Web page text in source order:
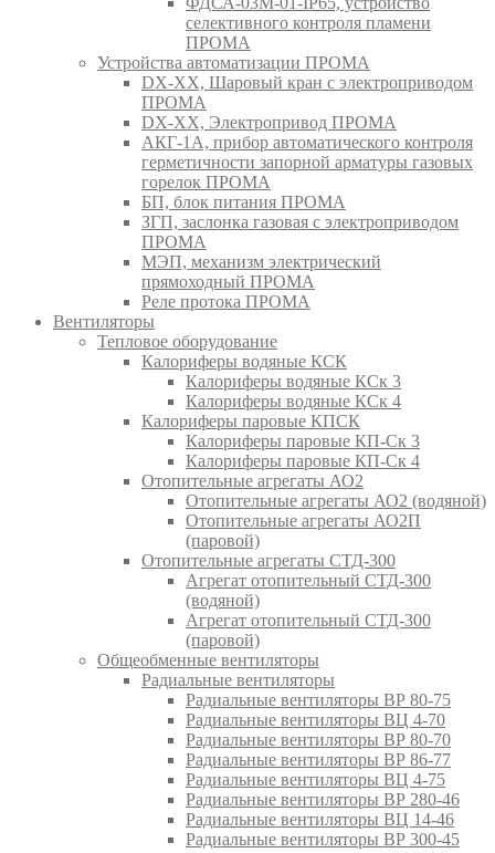
селективного контроля пламени
ПРОМА
Устройства автоматизации ПРОМА
DX-XX, Шаровый кран c электроприводом
ПРОМА
DX-XX, Электропривод ПРОМА
АКГ-1А, прибор автоматического контроля
герметичности запорной арматуры газовых
горелок ПРОМА
БП, блок питания ПРОМА
ЗГП, заслонка газовая с электроприводом
ПРОМА
МЭП, механизм электрический
прямоходный ПРОМА
Реле протока ПРОМА
Вентиляторы
Тепловое оборудование
Калориферы водяные КСК
Калориферы водяные КСк 3
Калориферы водяные КСк 4
Калориферы паровые КПСК
Калориферы паровые КП-Ск 3
Калориферы паровые КП-Ск 4
Отопительные агрегаты АО2
Отопительные агрегаты АО2 (водяной)
Отопительные агрегаты АО2П
(паровой)
Отопительные агрегаты СТД-300
Агрегат отопительный СТД-300
(водяной)
Агрегат отопительный СТД-300
(паровой)
Общеобменные вентиляторы
Радиальные вентиляторы
Радиальные вентиляторы ВР 80-75
Радиальные вентиляторы ВЦ 4-70
Радиальные вентиляторы ВР 80-70
Радиальные вентиляторы ВР 86-77
Радиальные вентиляторы ВЦ 4-75
Радиальные вентиляторы ВР 280-46
Радиальные вентиляторы ВЦ 14-46
Радиальные вентиляторы ВР 300-45